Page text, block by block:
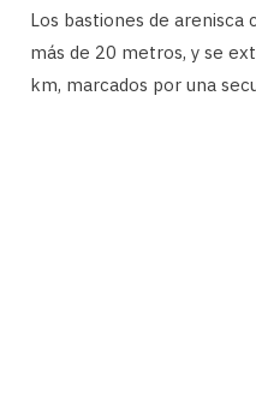
Los bastiones de arenisca
más de 20 metros, y se
km, marcados por una